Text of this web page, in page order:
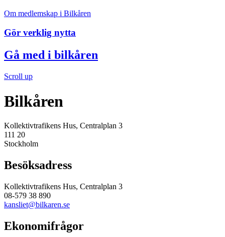
Om medlemskap i Bilkåren
Gör verklig nytta
Gå med i bilkåren
Scroll up
Bilkåren
Kollektivtrafikens Hus, Centralplan 3
111 20
Stockholm
Besöksadress
Kollektivtrafikens Hus, Centralplan 3
08-579 38 890
kansliet@bilkaren.se
Ekonomifrågor